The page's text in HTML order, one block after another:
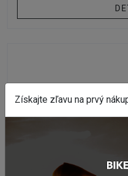
Získajte zľavu na prvý